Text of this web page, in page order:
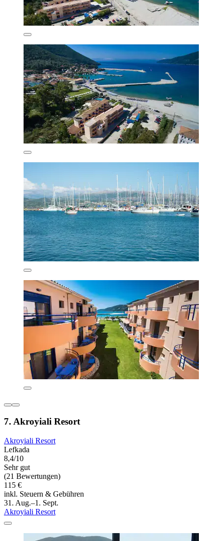
7. Akroyiali Resort
Akroyiali Resort
Lefkada
8,4/10
Sehr gut
(21 Bewertungen)
115 €
inkl. Steuern & Gebühren
31. Aug.–1. Sept.
Akroyiali Resort